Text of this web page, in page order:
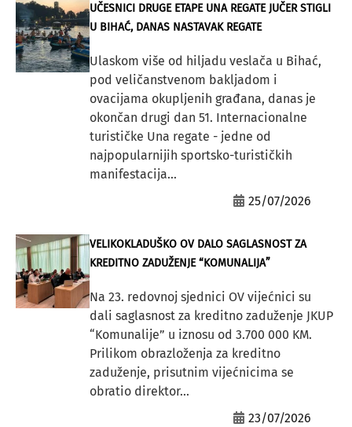
UČESNICI DRUGE ETAPE UNA REGATE JUČER STIGLI
U BIHAĆ, DANAS NASTAVAK REGATE
Ulaskom više od hiljadu veslača u Bihać,
pod veličanstvenom bakljadom i
ovacijama okupljenih građana, danas je
okončan drugi dan 51. Internacionalne
turističke Una regate - jedne od
najpopularnijih sportsko-turističkih
manifestacija...
25/07/2026
VELIKOKLADUŠKO OV DALO SAGLASNOST ZA
KREDITNO ZADUŽENJE “KOMUNALIJA”
Na 23. redovnoj sjednici OV vijećnici su
dali saglasnost za kreditno zaduženje JKUP
“Komunalije” u iznosu od 3.700 000 KM.
Prilikom obrazloženja za kreditno
zaduženje, prisutnim vijećnicima se
obratio direktor...
23/07/2026